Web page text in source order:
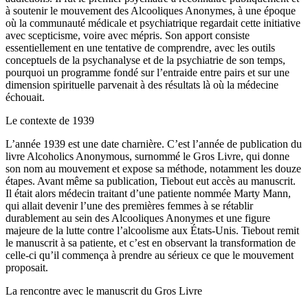
à soutenir le mouvement des Alcooliques Anonymes, à une époque
où la communauté médicale et psychiatrique regardait cette initiative
avec scepticisme, voire avec mépris. Son apport consiste
essentiellement en une tentative de comprendre, avec les outils
conceptuels de la psychanalyse et de la psychiatrie de son temps,
pourquoi un programme fondé sur l’entraide entre pairs et sur une
dimension spirituelle parvenait à des résultats là où la médecine
échouait.
Le contexte de 1939
L’année 1939 est une date charnière. C’est l’année de publication du
livre Alcoholics Anonymous, surnommé le Gros Livre, qui donne
son nom au mouvement et expose sa méthode, notamment les douze
étapes. Avant même sa publication, Tiebout eut accès au manuscrit.
Il était alors médecin traitant d’une patiente nommée Marty Mann,
qui allait devenir l’une des premières femmes à se rétablir
durablement au sein des Alcooliques Anonymes et une figure
majeure de la lutte contre l’alcoolisme aux États-Unis. Tiebout remit
le manuscrit à sa patiente, et c’est en observant la transformation de
celle-ci qu’il commença à prendre au sérieux ce que le mouvement
proposait.
La rencontre avec le manuscrit du Gros Livre